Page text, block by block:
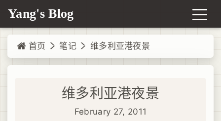
Yang's Blog
首页 笔记 维多利亚港夜景
维多利亚港夜景
February 27, 2011